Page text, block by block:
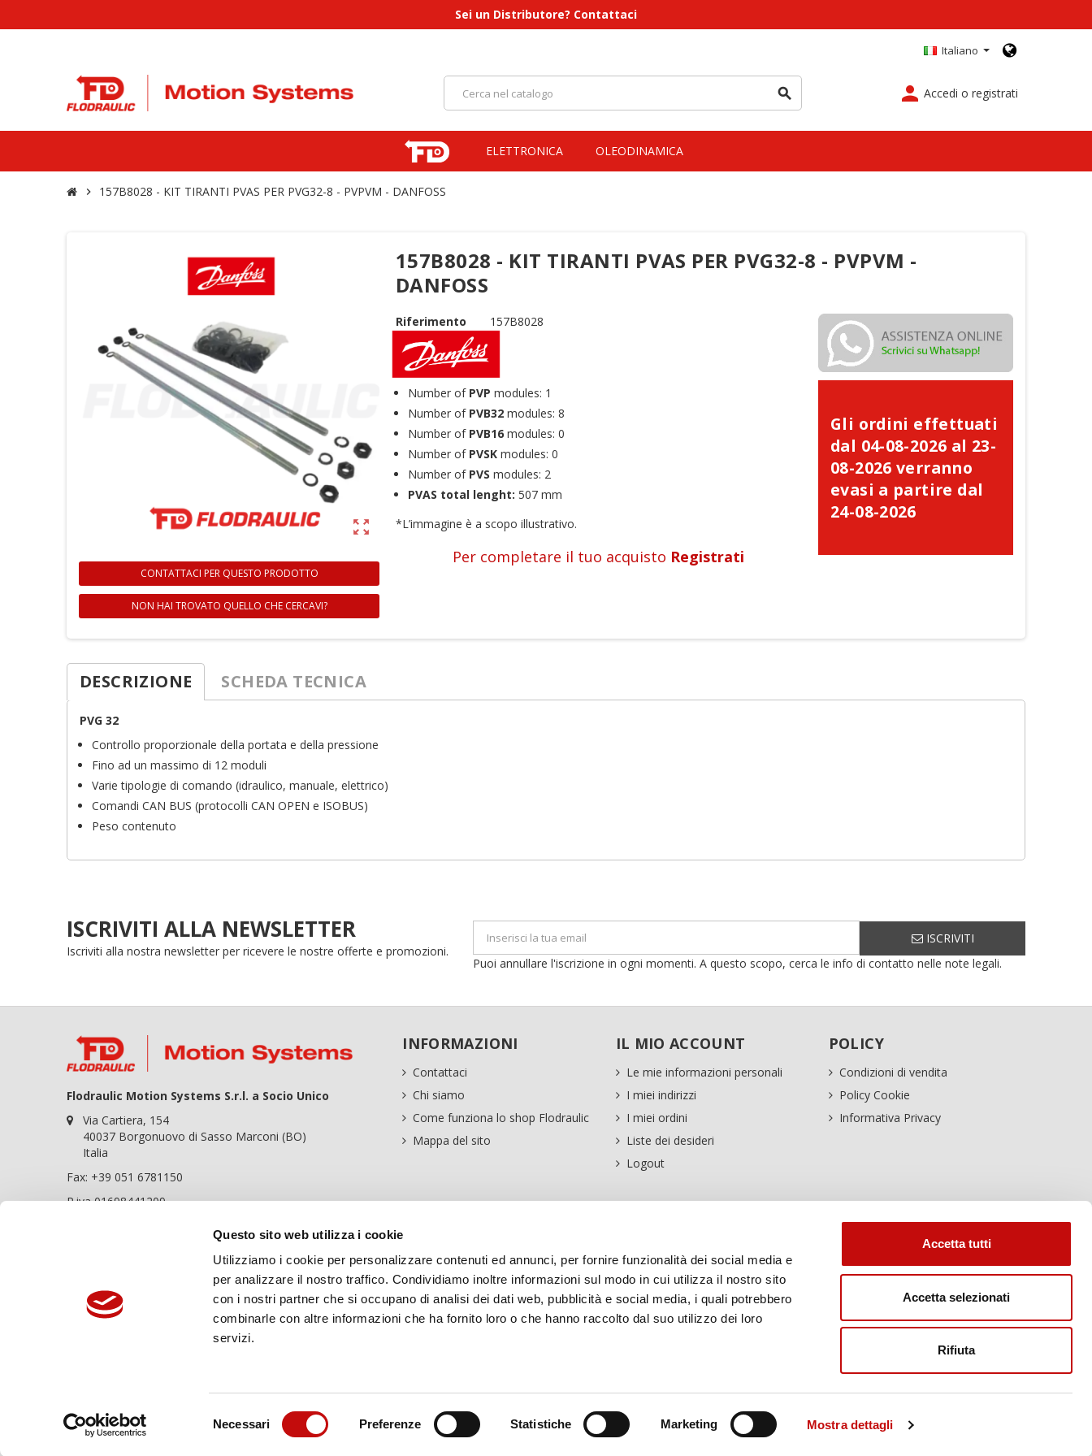
Questo sito web utilizza i cookie
Utilizziamo i cookie per personalizzare contenuti ed annunci, per fornire funzionalità dei social media e
per analizzare il nostro traffico. Condividiamo inoltre informazioni sul modo in cui utilizza il nostro sito
con i nostri partner che si occupano di analisi dei dati web, pubblicità e social media, i quali potrebbero
combinarle con altre informazioni che ha fornito loro o che hanno raccolto dal suo utilizzo dei loro
servizi.
Necessari Preferenze Statistiche Marketing Mostra dettagli
Accetta tutti
Accetta selezionati
Rifiuta
Accedi
Sei un Distributore? Contattaci
Italiano
search person Accedi o registrati
ELETTRONICA OLEODINAMICA
chevron_right 157B8028 - KIT TIRANTI PVAS PER PVG32-8 - PVPVM - DANFOSS
zoom_out_map
CONTATTACI PER QUESTO PRODOTTO
NON HAI TROVATO QUELLO CHE CERCAVI?
157B8028 - KIT TIRANTI PVAS PER PVG32-8 - PVPVM -
DANFOSS
Riferimento 157B8028
Number of PVP modules: 1
Number of PVB32 modules: 8
Number of PVB16 modules: 0
Number of PVSK modules: 0
Number of PVS modules: 2
PVAS total lenght: 507 mm
*L’immagine è a scopo illustrativo.
Per completare il tuo acquisto Registrati
Gli ordini effettuati
dal 04-08-2026 al 23-
08-2026 verranno
evasi a partire dal
24-08-2026
DESCRIZIONE SCHEDA TECNICA
PVG 32
Controllo proporzionale della portata e della pressione
Fino ad un massimo di 12 moduli
Varie tipologie di comando (idraulico, manuale, elettrico)
Comandi CAN BUS (protocolli CAN OPEN e ISOBUS)
Peso contenuto
ISCRIVITI ALLA NEWSLETTER
Iscriviti alla nostra newsletter per ricevere le nostre offerte e promozioni.
ISCRIVITI
Puoi annullare l'iscrizione in ogni momenti. A questo scopo, cerca le info di contatto nelle note legali.
Flodraulic Motion Systems S.r.l. a Socio Unico
Via Cartiera, 154
40037 Borgonuovo di Sasso Marconi (BO)
Italia
Fax: +39 051 6781150
P.iva 01698441209
+39 051 6781120
Flodraulic Motion Systems è una società
soggetta ad attività di Direzione e
Coordinamento da parte di Flodraulic Europe
INFORMAZIONI
Contattaci
Chi siamo
Come funziona lo shop Flodraulic
Mappa del sito
IL MIO ACCOUNT
Le mie informazioni personali
I miei indirizzi
I miei ordini
Liste dei desideri
Logout
POLICY
Condizioni di vendita
Policy Cookie
Informativa Privacy
Powered by Aproweb Srl